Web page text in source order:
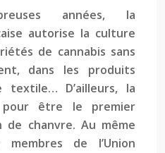
années, la
autorise la culture
de cannabis sans
dans les produits
textile… D’ailleurs, la
pour être le premier
de chanvre. Au même
de l’Union